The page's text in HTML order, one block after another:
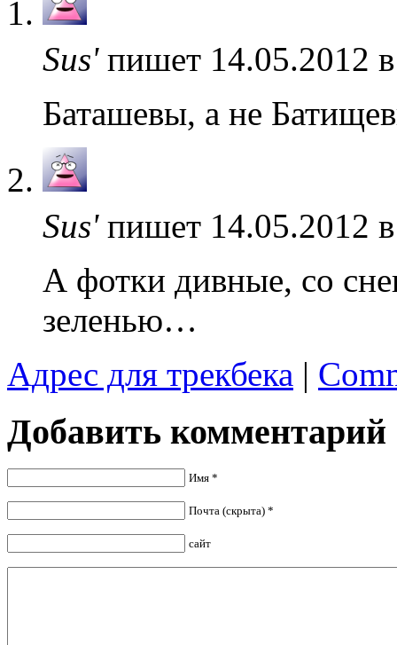
Sus'пишет 14.05.2012
Баташевы, а не
Sus'пишет 14.05.2012
А фотки дивные, со
зеленью…
Адрес для трекбека |
Добавить комментарий
Имя *
Почта (скрыта) *
сайт